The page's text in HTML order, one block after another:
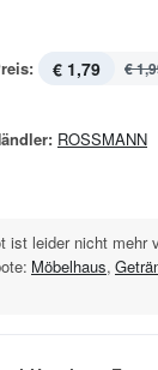
€ 1,79 €
ROSSMANN
ist leider nicht mehr
Möbelhaus,